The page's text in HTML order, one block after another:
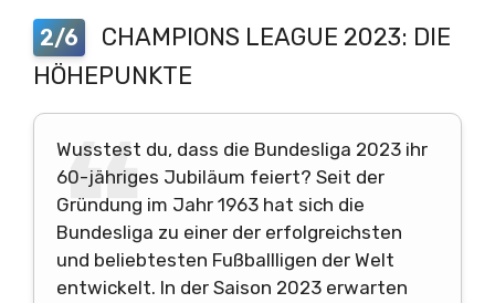
2/6
CHAMPIONS LEAGUE 2023: DIE
HÖHEPUNKTE
Wusstest du, dass die Bundesliga 2023 ihr
60-jähriges Jubiläum feiert? Seit der
Gründung im Jahr 1963 hat sich die
Bundesliga zu einer der erfolgreichsten
und beliebtesten Fußballligen der Welt
entwickelt. In der Saison 2023 erwarten